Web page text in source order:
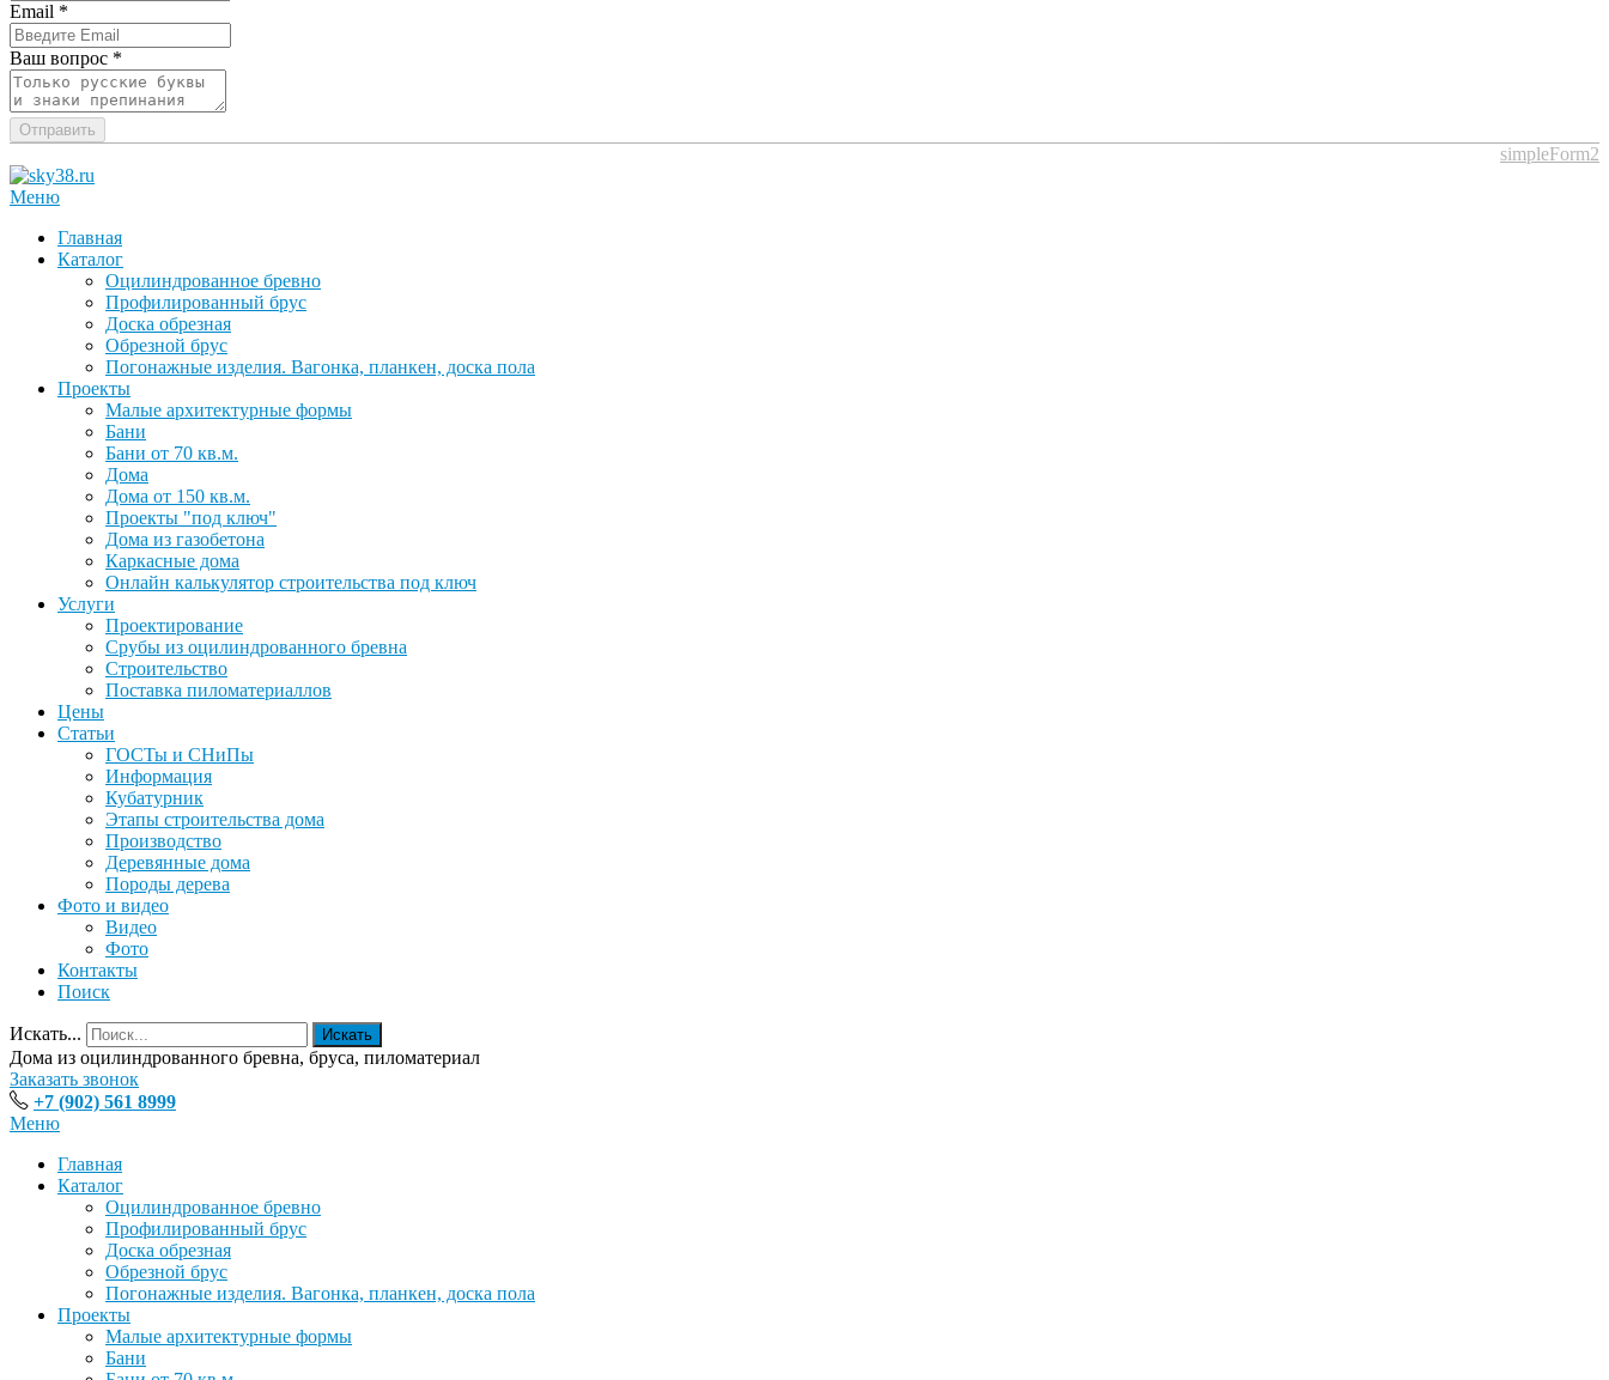
Email *
Ваш вопрос *
Отправить
simpleForm2
Меню
Главная
Каталог
Оцилиндрованное бревно
Профилированный брус
Доска обрезная
Обрезной брус
Погонажные изделия. Вагонка, планкен, доска пола
Проекты
Малые архитектурные формы
Бани
Бани от 70 кв.м.
Дома
Дома от 150 кв.м.
Проекты "под ключ"
Дома из газобетона
Каркасные дома
Онлайн калькулятор строительства под ключ
Услуги
Проектирование
Срубы из оцилиндрованного бревна
Строительство
Поставка пиломатериаллов
Цены
Статьи
ГОСТы и СНиПы
Информация
Кубатурник
Этапы строительства дома
Производство
Деревянные дома
Породы дерева
Фото и видео
Видео
Фото
Контакты
Поиск
Искать... Искать
Дома из оцилиндрованного бревна, бруса, пиломатериал
Заказать звонок
+7 (902) 561 8999
Меню
Главная
Каталог
Оцилиндрованное бревно
Профилированный брус
Доска обрезная
Обрезной брус
Погонажные изделия. Вагонка, планкен, доска пола
Проекты
Малые архитектурные формы
Бани